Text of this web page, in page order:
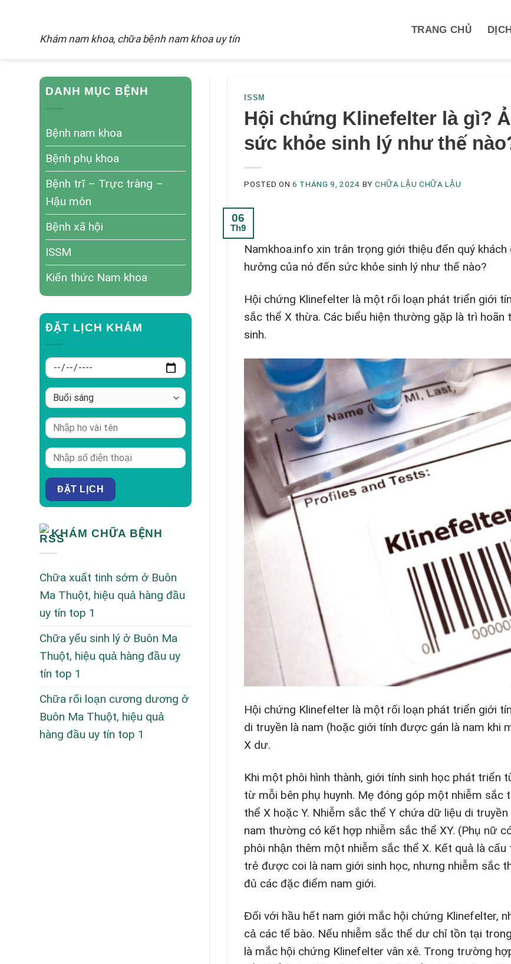
Khám nam khoa, chữa bệnh nam khoa uy tín
TRANG CHỦ
DANH MỤC BỆNH
Bệnh nam khoa
Bệnh phụ khoa
Bệnh trĩ – Trực tràng –
Hậu môn
Bệnh xã hội
ISSM
Kiến thức Nam khoa
ĐẶT LỊCH KHÁM
KHÁM CHỮA BỆNH
Chữa xuất tinh sớm ở Buôn
Ma Thuột, hiệu quả hàng đầu
uy tín top 1
Chữa yếu sinh lý ở Buôn Ma
Thuột, hiệu quả hàng đầu uy
tín top 1
Chữa rối loạn cương dương ở
Buôn Ma Thuột, hiệu quả
hàng đầu uy tín top 1
ISSM
Hội chứng Klinefelter là gì?
sức khỏe sinh lý như thế
POSTED ON6 THÁNG 9, 2024 BY CHỮA LẬU CHỮA LẬU
06
Th9
Namkhoa.info xin trân trọng giới thiệu đến quý
hưởng của nó đến sức khỏe sinh lý như thế nào?
Hội chứng Klinefelter là một rối loạn phát triển giới
sắc thể X thừa. Các biểu hiện thường gặp là trì hoãn
sinh.
Hội chứng Klinefelter là một rối loạn phát triển giới
di truyền là nam (hoặc giới tính được gán là nam
X dư.
Khi một phôi hình thành, giới tính sinh học phát triển
từ mỗi bên phụ huynh. Mẹ đóng góp một nhiễm sắc
thể X hoặc Y. Nhiễm sắc thể Y chứa dữ liệu di
nam thường có kết hợp nhiễm sắc thể XY. (Phụ nữ
phôi nhận thêm một nhiễm sắc thể X. Kết quả là
trẻ được coi là nam giới sinh học, nhưng nhiễm sắc
đủ các đặc điểm nam giới.
Đối với hầu hết nam giới mắc hội chứng Klinefelter,
cả các tế bào. Nếu nhiễm sắc thể dư chỉ tồn tại
là mắc hội chứng Klinefelter vân xê. Trong trường